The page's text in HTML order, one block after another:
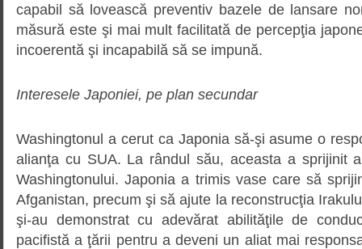
capabil să lovească preventiv bazele de lansare
măsură este şi mai mult facilitată de percepţia
incoerentă şi incapabilă să se impună.
Interesele Japoniei, pe plan secundar
Washingtonul a cerut ca Japonia să-şi asume o
alianţa cu SUA. La rândul său, aceasta a sprijinit
Washingtonului. Japonia a trimis vase care să
Afganistan, precum şi să ajute la reconstrucţia
şi-au demonstrat cu adevărat abilităţile de
pacifistă a ţării pentru a deveni un aliat mai